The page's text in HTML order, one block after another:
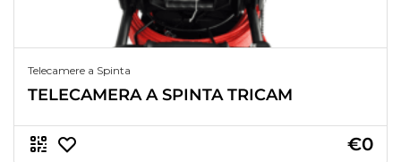
Telecamere a Spinta
TELECAMERA A SPINTA TRICAM
€0